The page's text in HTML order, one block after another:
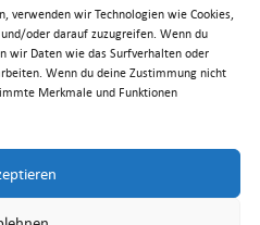
verwenden wir Technologien wie Cookies,
oder darauf zuzugreifen. Wenn du
wir Daten wie das Surfverhalten oder
Wenn du deine Zustimmung nicht
Merkmale und Funktionen
680